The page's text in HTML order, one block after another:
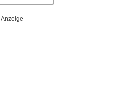
Anzeige -